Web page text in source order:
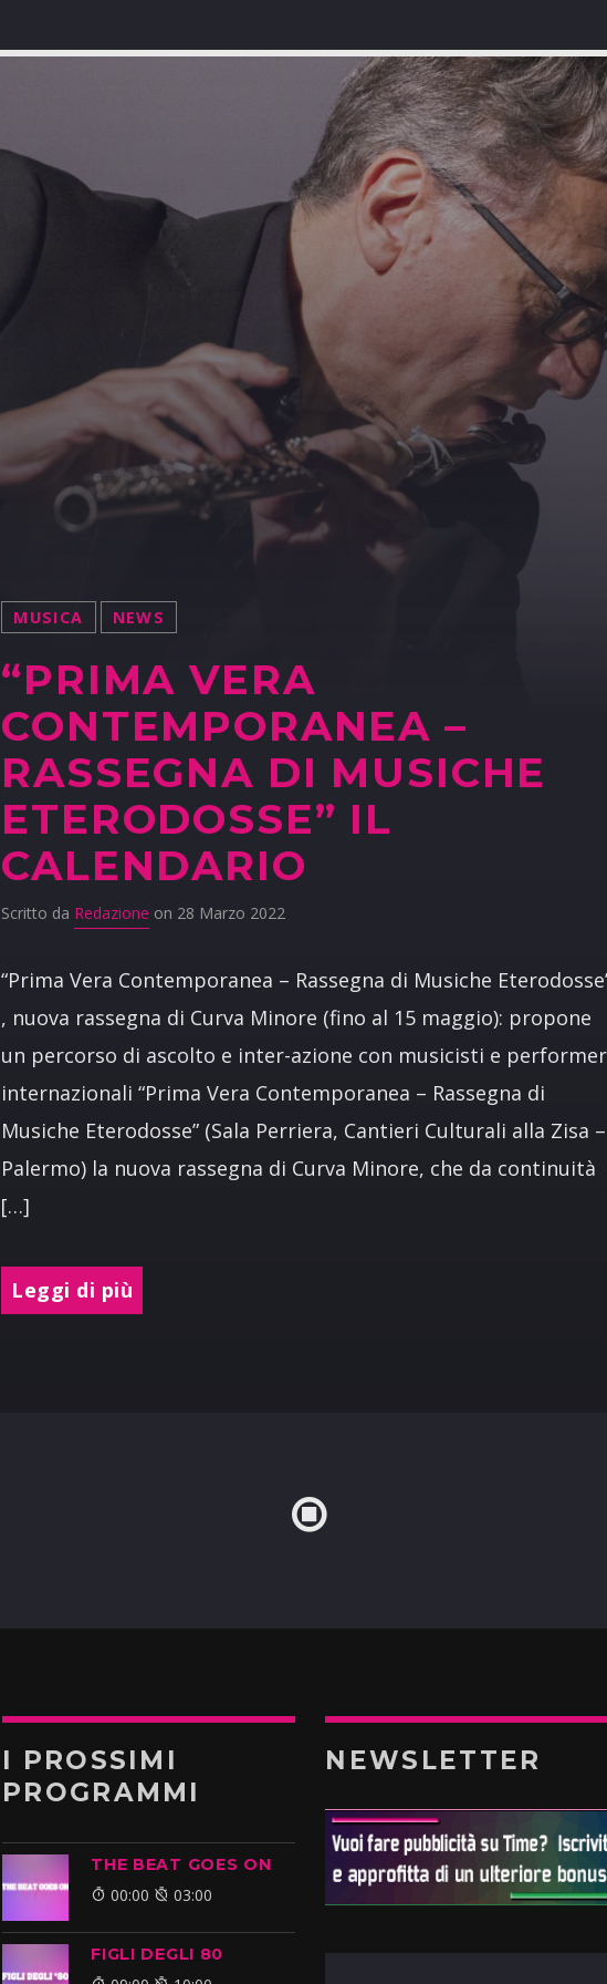
MUSICA NEWS
“PRIMA VERA
CONTEMPORANEA –
RASSEGNA DI MUSICHE
ETERODOSSE” IL
CALENDARIO
Scritto da Redazione on 28 Marzo 2022
“Prima Vera Contemporanea – Rassegna di Musiche
, nuova rassegna di Curva Minore (fino al 15 maggio): propone
un percorso di ascolto e inter-azione con musicisti e
internazionali “Prima Vera Contemporanea – Rassegna di
Musiche Eterodosse” (Sala Perriera, Cantieri Culturali alla Zisa –
Palermo) la nuova rassegna di Curva Minore, che da continuità
[…]
Leggi di più
I PROSSIMI
PROGRAMMI
THE BEAT GOES ON
00:00 03:00
FIGLI DEGLI 80
NEWSLETTER